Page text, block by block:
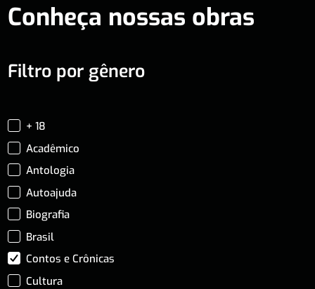
Conheça nossas obras
Filtro por gênero
+ 18
Acadêmico
Antologia
Autoajuda
Biografia
Brasil
Contos e Crônicas
Cultura